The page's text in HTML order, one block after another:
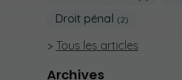
Droit pénal (2)
Tous les articles
Archives